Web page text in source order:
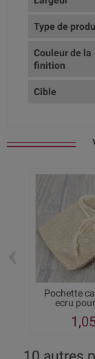
Type de
Couleur de la
finition
Cible
Pochette
ecru